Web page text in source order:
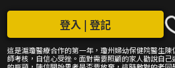
這是滬瓊醫療合作的第一年，瓊州婦幼保健院醫生
師考核，自信心受挫。面對需要照顧的家人勸說自己
登入 | 登記